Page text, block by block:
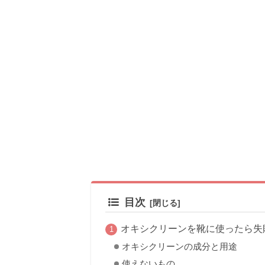
目次
オキシクリーンを靴に使ったら失
オキシクリーンの成分と用途